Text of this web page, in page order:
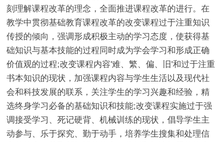
刻理解课程改革的理念，全面推进课程改革的进行。在
教学中贯彻基础教育课程改革的改变课程过于注重知识
传授的倾向，强调形成积极主动的学习态度，使获得基
础知识与基本技能的过程同时成为学会学习和形成正确
价值观的过程;改变课程内容'难、繁、偏、旧'和过于注重
书本知识的现状，加强课程内容与学生生活以及现代社
会和科技发展的联系，关注学生的学习兴趣和经验，精
选终身学习必备的基础知识和技能;改变课程实施过于强
调接受学习、死记硬背、机械训练的现状，倡导学生主
动参与、乐于探究、勤于动手，培养学生搜集和处理信